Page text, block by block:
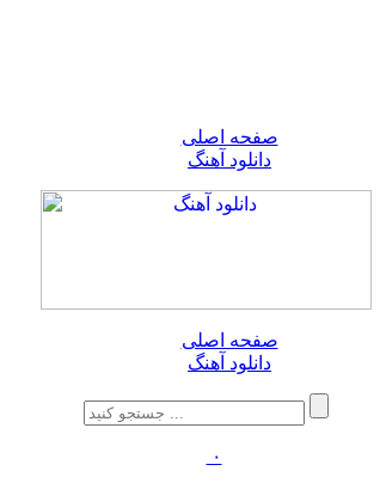
صفحه اصلی
دانلود آهنگ
صفحه اصلی
دانلود آهنگ
۰